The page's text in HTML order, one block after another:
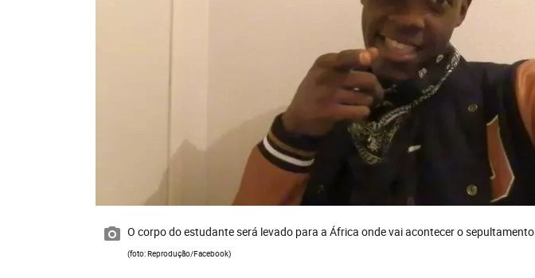
O corpo do estudante será levado para a África onde vai acontecer o sepultamento
(foto: Reprodução/Facebook)